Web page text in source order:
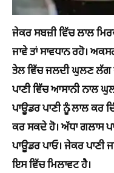
ਜੇਕਰ ਸਬਜ਼ੀ ਵਿੱਚ ਲਾਲ
ਜਾਵੇ ਤਾਂ ਸਾਵਧਾਨ ਰਹੋ।
ਤੇਲ ਵਿੱਚ ਜਲਦੀ ਘੁਲਣ ਲੱਗ
ਪਾਣੀ ਵਿੱਚ ਆਸਾਨੀ ਨਾਲ
ਪਾਊਡਰ ਪਾਣੀ ਨੂੰ ਲਾਲ ਕਰ
ਕਰ ਸਕਦੇ ਹੋ। ਅੱਧਾ ਗਲਾਸ
ਪਾਊਡਰ ਪਾਓ। ਜੇਕਰ ਪਾਣੀ
ਇਸ ਵਿੱਚ ਮਿਲਾਵਟ ਹੈ।